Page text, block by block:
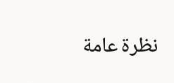
نظرة عامة